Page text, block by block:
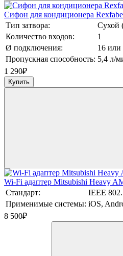
Сифон для кондиционера
Тип затвора:
Сухой
Количество входов:
1
Ø подключения:
16
Пропускная способность: 5,4 л/
1 290₽
Купить
Wi-Fi адаптер Mitsubishi Heavy
Стандарт:
IEEE
Применимые системы: iOS,
8 500₽